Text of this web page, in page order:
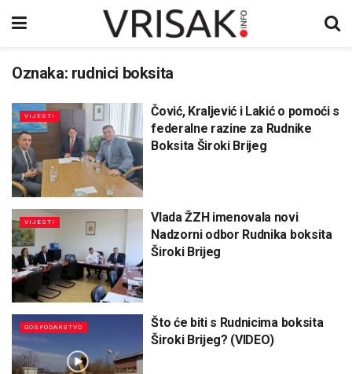
Oznaka: rudnici boksita
VIJESTI
Čović, Kraljević i Lakić o pomoći s
federalne razine za Rudnike
Boksita Široki Brijeg
VIJESTI
Vlada ŽZH imenovala novi
Nadzorni odbor Rudnika boksita
Široki Brijeg
GOSPODARSTVO
Što će biti s Rudnicima boksita
Široki Brijeg? (VIDEO)